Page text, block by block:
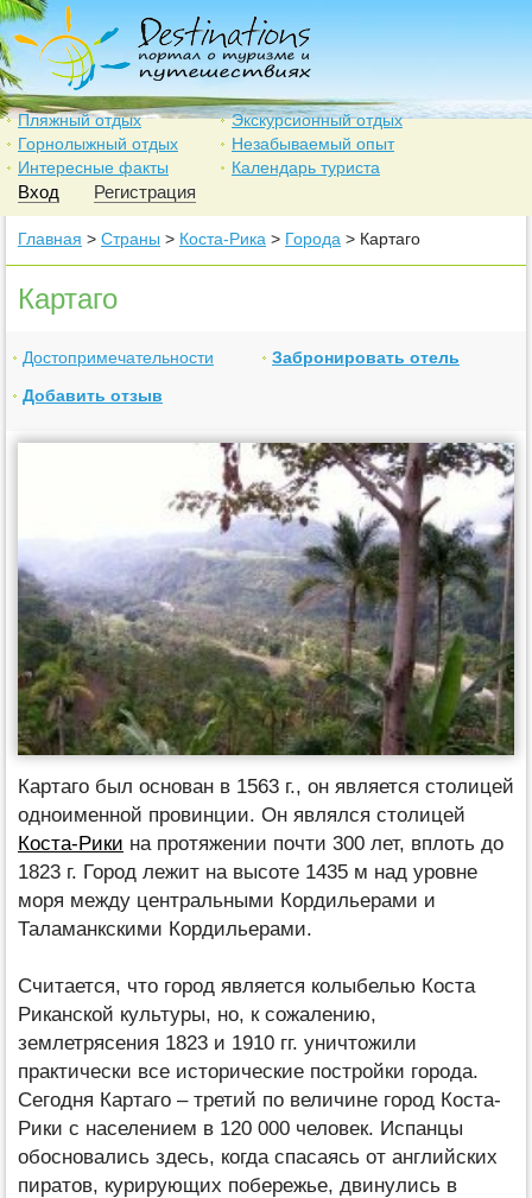
Пляжный отдых
Экскурсионный отдых
Горнолыжный отдых
Незабываемый опыт
Интересные факты
Календарь туриста
Вход Регистрация
Главная > Страны > Коста-Рика > Города > Картаго
Картаго
Достопримечательности
Забронировать отель
Добавить отзыв
Картаго был основан в 1563 г., он является столицей
одноименной провинции. Он являлся столицей
Коста-Рики на протяжении почти 300 лет, вплоть до
1823 г. Город лежит на высоте 1435 м над уровне
моря между центральными Кордильерами и
Таламанкскими Кордильерами.
Считается, что город является колыбелью Коста
Риканской культуры, но, к сожалению,
землетрясения 1823 и 1910 гг. уничтожили
практически все исторические постройки города.
Сегодня Картаго – третий по величине город Коста-
Рики с населением в 120 000 человек. Испанцы
обосновались здесь, когда спасаясь от английских
пиратов, курирующих побережье, двинулись в